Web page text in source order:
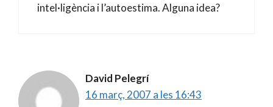
intel·ligència i l’autoestima. Alguna idea?
David Pelegrí
16 març, 2007 a les 16:43